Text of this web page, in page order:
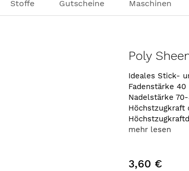
Stoffe Gutscheine Maschinen
Poly
Ideales Stick-
Fadenstärke 40
Nadelstärke
Höchstzugkraft
mehr lesen
3,60 €